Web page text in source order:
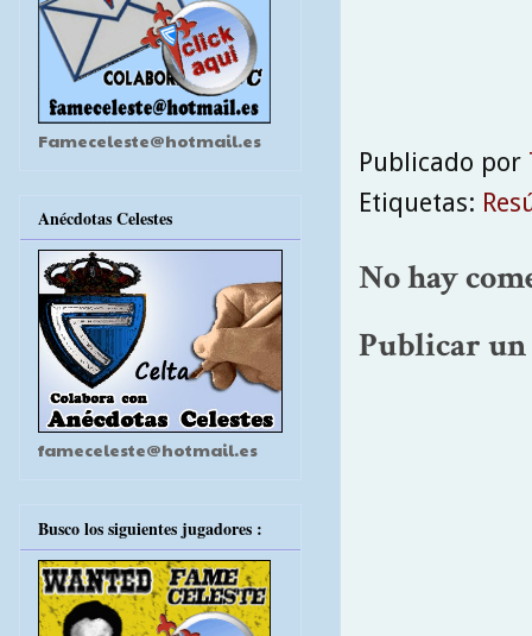
Publicado por
Etiquetas:
No hay
Publicar
Fameceleste@hotmail.es
Anécdotas Celestes
fameceleste@hotmail.es
Busco los siguientes jugadores :